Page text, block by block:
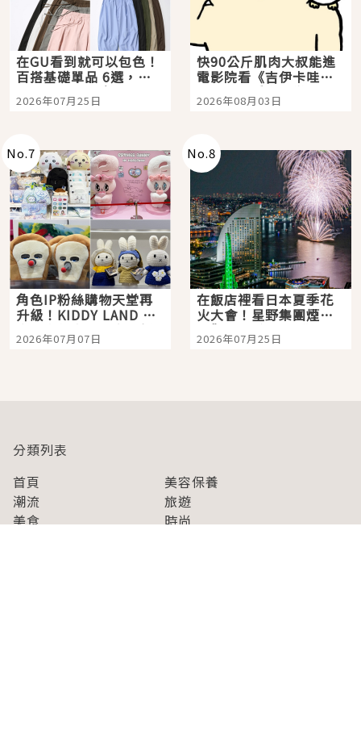
在GU看到就可以包色！
百搭基礎單品 6選，閉
眼全收也不心疼
2026年07月25日
快90公斤肌肉大叔能進
電影院看《吉伊卡哇》
嗎？日本重金屬樂團
「打首」會長與nagano
2026年08月03日
No.7
角色IP粉絲購物天堂再
升級！KIDDY LAND 原
宿店吉伊卡哇迎客，新
開幕 OMOKADO 店3分
2026年07月07日
No.8
在飯店裡看日本夏季花
火大會！星野集團煙火
景觀飯店6選，讓你不用
人擠人悠閒欣賞
2026年07月25日
分類列表
首頁
美容保養
潮流
旅遊
美食
時尚